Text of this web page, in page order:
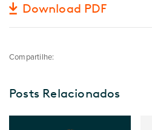
Download PDF
Compartilhe:
Posts Relacionados